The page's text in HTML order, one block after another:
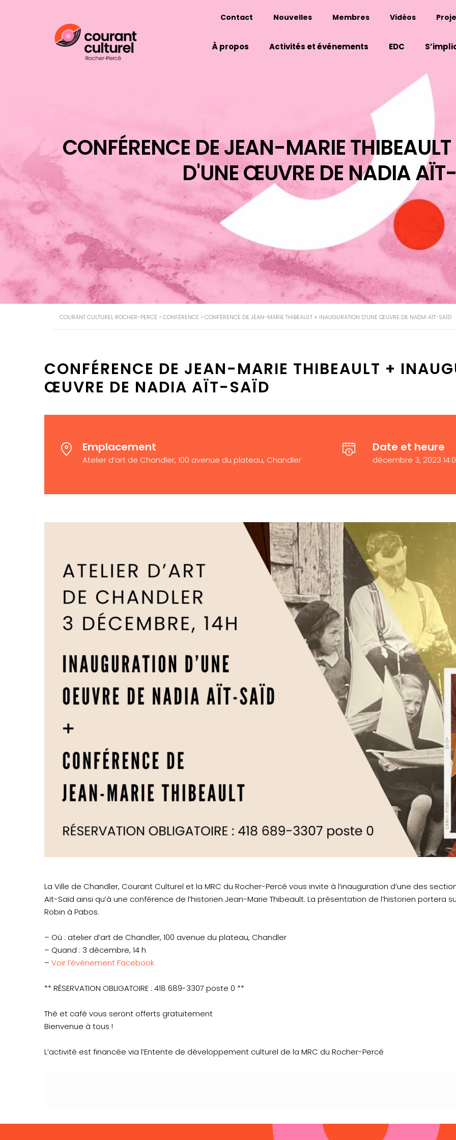
Contact Nouvelles Membres Vidéos
À propos Activités et événements EDC
CONFÉRENCE DE JEAN-MARIE
D'UNE ŒUVRE DE NADIA
COURANT CULTUREL ROCHER-PERCÉ >CONFÉRENCE >CONFÉRENCE DE JEAN-MARIE THIBEAULT + INAUGURATION D’UNE ŒUVRE DE NADIA AÏT-SAÏD
CONFÉRENCE DE JEAN-MARIE THIBEAULT +
ŒUVRE DE NADIA AÏT-SAÏD
Emplacement
Atelier d’art de Chandler, 100 avenue du plateau, Chandler
Date et heure
décembre 3, 2023
La Ville de Chandler, Courant Culturel et la MRC du Rocher-Percé vous invite à l’inauguration d’une des
Aït-Saïd ainsi qu’à une conférence de l’historien Jean-Marie Thibeault. La présentation de l’historien portera
Robin à Pabos.
– Où : atelier d’art de Chandler, 100 avenue du plateau, Chandler
– Quand : 3 décembre, 14 h
– Voir l’événement Facebook
** RÉSERVATION OBLIGATOIRE : 418 689-3307 poste 0 **
Thé et café vous seront offerts gratuitement
Bienvenue à tous !
L’activité est financée via l’Entente de développement culturel de la MRC du Rocher-Percé